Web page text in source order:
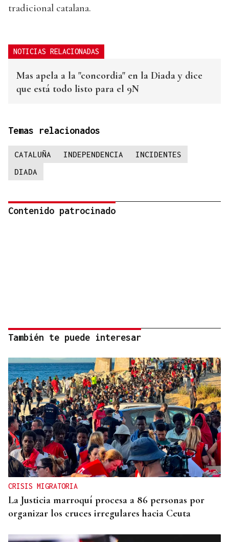
tradicional catalana.
NOTICIAS RELACIONADAS
Mas apela a la "concordia" en la Diada y dice
que está todo listo para el 9N
Temas relacionados
CATALUÑA INDEPENDENCIA
INCIDENTES
DIADA
Contenido patrocinado
También te puede interesar
CRISIS MIGRATORIA
La Justicia marroquí procesa a 86 personas por
organizar los cruces irregulares hacia Ceuta